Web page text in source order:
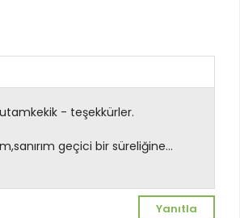
- teşekkürler.
geçici bir süreliğine...
Yanıtla